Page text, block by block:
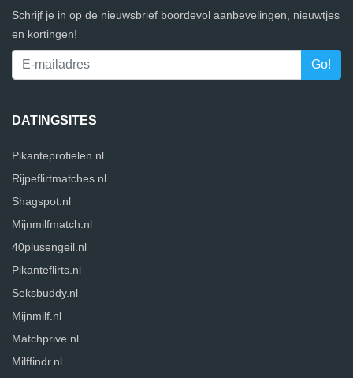
Schrijf je in op de nieuwsbrief boordevol aanbevelingen, nieuwtjes
en kortingen!
DATINGSITES
Pikanteprofielen.nl
Rijpeflirtmatches.nl
Shagspot.nl
Mijnmilfmatch.nl
40plusengeil.nl
Pikanteflirts.nl
Seksbuddy.nl
Mijnmilf.nl
Matchprive.nl
Milffindr.nl